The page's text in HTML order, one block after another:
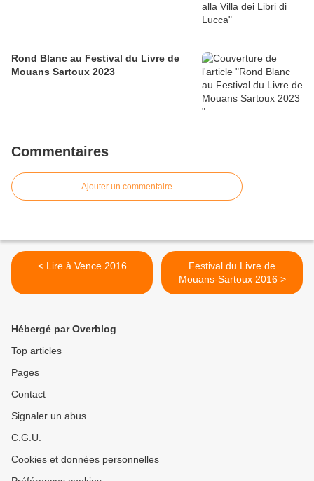
Rond Blanc au Festival du Livre de
Mouans Sartoux 2023
Commentaires
Ajouter un commentaire
< Lire à Vence 2016
Festival du Livre de
Mouans-Sartoux 2016 >
Hébergé par Overblog
Top articles
Pages
Contact
Signaler un abus
C.G.U.
Cookies et données personnelles